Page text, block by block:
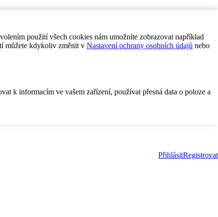
použití všech cookies nám umožníte zobrazovat například
můžete kdykoliv změnit v Nastavení ochrany osobních údajů nebo
k informacím ve vašem zařízení, používat přesná data o poloze a
PřihlásitRegistrovat